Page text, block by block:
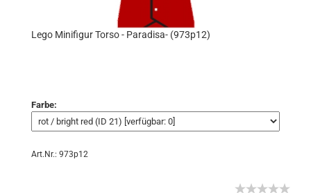
Lego Minifigur Torso - Paradisa- (973p12)
Farbe:
Art.Nr.: 973p12